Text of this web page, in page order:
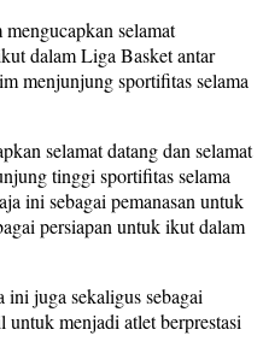
selamat
dalam Liga Basket antar
menjunjung sportifitas selama
selamat datang dan selamat
tinggi sportifitas selama
ini sebagai pemanasan untuk
persiapan untuk ikut dalam
juga sekaligus sebagai
untuk menjadi atlet berprestasi